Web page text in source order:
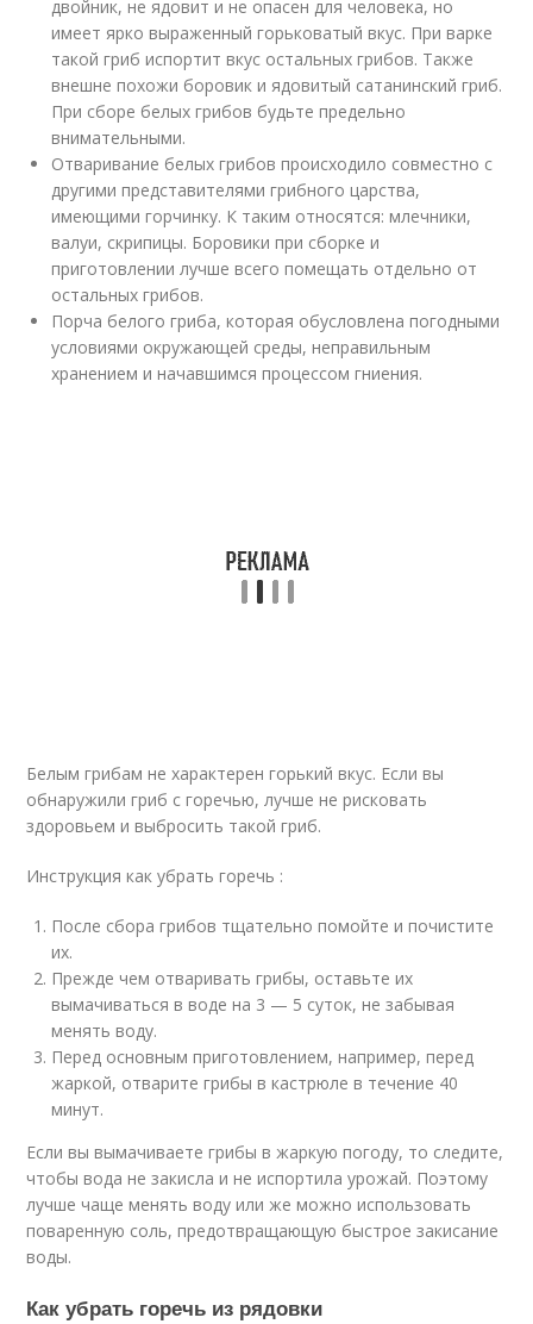
двойник, не ядовит и не опасен для человека, но
имеет ярко выраженный горьковатый вкус. При варке
такой гриб испортит вкус остальных грибов. Также
внешне похожи боровик и ядовитый сатанинский гриб.
При сборе белых грибов будьте предельно
внимательными.
Отваривание белых грибов происходило совместно с
другими представителями грибного царства,
имеющими горчинку. К таким относятся: млечники,
валуи, скрипицы. Боровики при сборке и
приготовлении лучше всего помещать отдельно от
остальных грибов.
Порча белого гриба, которая обусловлена погодными
условиями окружающей среды, неправильным
хранением и начавшимся процессом гниения.
Белым грибам не характерен горький вкус. Если вы
обнаружили гриб с горечью, лучше не рисковать
здоровьем и выбросить такой гриб.
Инструкция как убрать горечь :
После сбора грибов тщательно помойте и почистите
их.
Прежде чем отваривать грибы, оставьте их
вымачиваться в воде на 3 — 5 суток, не забывая
менять воду.
Перед основным приготовлением, например, перед
жаркой, отварите грибы в кастрюле в течение 40
минут.
Если вы вымачиваете грибы в жаркую погоду, то следите,
чтобы вода не закисла и не испортила урожай. Поэтому
лучше чаще менять воду или же можно использовать
поваренную соль, предотвращающую быстрое закисание
воды.
Как убрать горечь из рядовки